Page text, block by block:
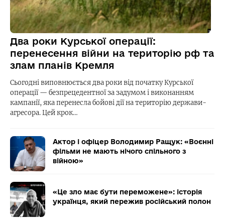
Два роки Курської операції:
перенесення війни на територію рф та
злам планів Кремля
Сьогодні виповнюється два роки від початку Курської
операції — безпрецедентної за задумом і виконанням
кампанії, яка перенесла бойові дії на територію держави-
агресора. Цей крок…
Актор і офіцер Володимир Ращук: «Воєнні
фільми не мають нічого спільного з
війною»
«Це зло має бути переможене»: історія
українця, який пережив російський полон